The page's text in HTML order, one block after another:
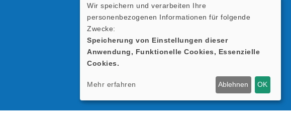
Zur einfacheren Lesbarkeit
nutzen wir verkürzte
Sprachformen; sie beziehen
sich selbstverständlich auf alle
Geschlechter.
Wir speichern und verarbeiten Ihre
personenbezogenen Informationen für folgende
Zwecke:
Speicherung von Einstellungen dieser
Anwendung, Funktionelle Cookies, Essenzielle
Cookies.
Mehr erfahren Ablehnen OK